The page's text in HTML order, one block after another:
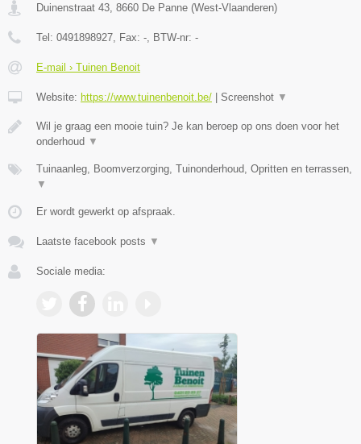
Duinenstraat 43 8660 De Panne (West-Vlaanderen)
Tel: 0491898927 , Fax: - , BTW-nr: -
E-mail › Tuinen Benoit
Website: https://www.tuinenbenoit.be/ | Screenshot ▼
Wil je graag een mooie tuin? Je kan beroep op ons doen voor het
onderhoud ▼
Tuinaanleg, Boomverzorging, Tuinonderhoud, Opritten en terrassen,
▼
Er wordt gewerkt op afspraak.
Laatste facebook posts ▼
Sociale media: